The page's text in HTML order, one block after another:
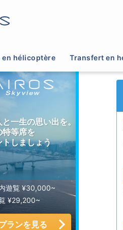
hélicoptère Transfert en
一生の思い出を。
特等席を
トしましょう
遊覧 ¥30,000~
¥29,200~
ランを見る